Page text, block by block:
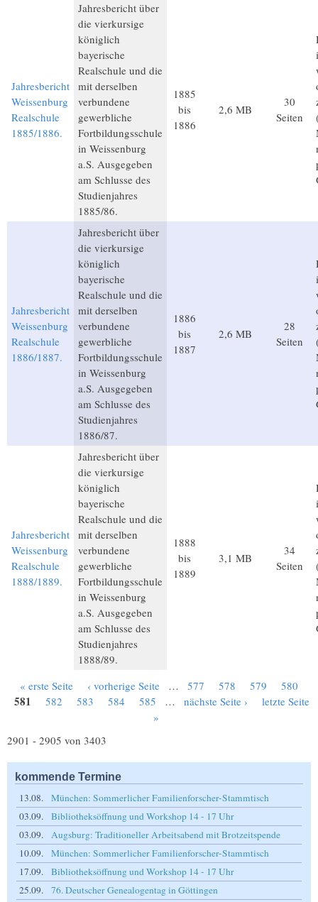
Jahresbericht
Weissenburg
Realschule
1885/1886.
Jahresbericht über
die vierkursige
königlich
bayerische
Realschule und die
mit derselben
verbundene
gewerbliche
Fortbildungsschule
in Weissenburg
a.S. Ausgegeben
am Schlusse des
Studienjahres
1885/86.
1885
bis
1886
2,6 MB
30
Seiten
Jahresbericht
Weissenburg
Realschule
1886/1887.
Jahresbericht über
die vierkursige
königlich
bayerische
Realschule und die
mit derselben
verbundene
gewerbliche
Fortbildungsschule
in Weissenburg
a.S. Ausgegeben
am Schlusse des
Studienjahres
1886/87.
1886
bis
1887
2,6 MB
28
Seiten
Jahresbericht
Weissenburg
Realschule
1888/1889.
Jahresbericht über
die vierkursige
königlich
bayerische
Realschule und die
mit derselben
verbundene
gewerbliche
Fortbildungsschule
in Weissenburg
a.S. Ausgegeben
am Schlusse des
Studienjahres
1888/89.
1888
bis
1889
3,1 MB
34
Seiten
Seiten
« erste Seite ‹ vorherige Seite … 577 578 579 580
581 582 583 584 585 … nächste Seite ›
letzte Seite
»
2901 - 2905 von 3403
kommende Termine
13.08.
München: Sommerlicher Familienforscher-Stammtisch
03.09.
Bibliotheksöffnung und Workshop 14 - 17 Uhr
03.09.
Augsburg: Traditioneller Arbeitsabend mit Brotzeitspende
10.09.
München: Sommerlicher Familienforscher-Stammtisch
17.09.
Bibliotheksöffnung und Workshop 14 - 17 Uhr
25.09.
76. Deutscher Genealogentag in Göttingen